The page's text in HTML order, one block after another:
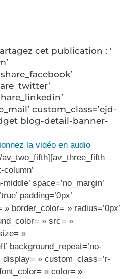
cet publication : ‘
custom_class=’ejd-
blog-detail-banner-
la vidéo en audio
column’
space=’no_margin’
padding=’0px’
» border_color= » radius=’0px’
» src= »
»
background_repeat=’no-
» custom_class=’r-
» color= »